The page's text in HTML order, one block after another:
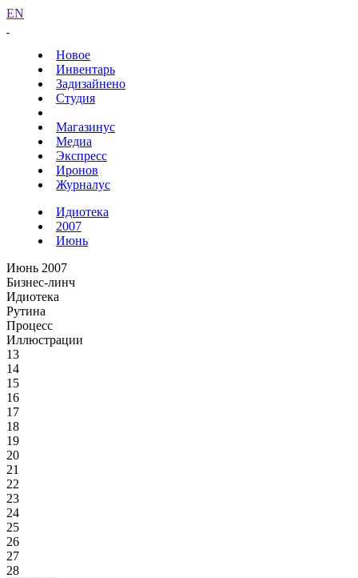
EN
Новое
Инвентарь
Задизайнено
Студия
Магазинус
Медиа
Экспресс
Иронов
Журналус
Идиотека
2007
Июнь
Июнь 2007
Бизнес-линч
Идиотека
Рутина
Процесс
Иллюстрации
13
14
15
16
17
18
19
20
21
22
23
24
25
26
27
28